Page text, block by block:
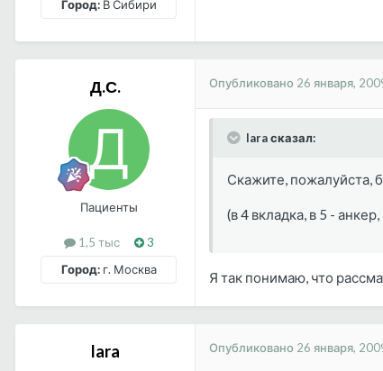
Город:В Сибири
Д.С.
Пациенты
1,5 тыс
3
Город:г. Москва
Опубликовано 26 января,
lara сказал:
Скажите, пожалуйста,
(в 4 вкладка, в 5 -
Я так понимаю, что
lara Опубликовано 26 января,